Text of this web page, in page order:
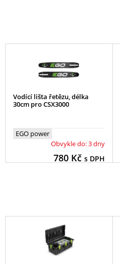
Vodící lišta řetězu, délka
30cm pro CSX3000
EGO power
Obvykle do: 3 dny
780Kč s DPH